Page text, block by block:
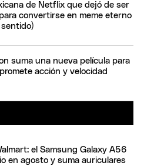
de Netflix que dejó de ser
convertirse en meme eterno
sentido)
suma una nueva película para
acción y velocidad
el Samsung Galaxy A56
en agosto y suma auriculares